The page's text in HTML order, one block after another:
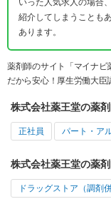
いった人気求人の場合
紹介してしまうことも
あります。
薬剤師のサイト「マイナビ
だから安心！厚生労働大臣
株式会社薬王堂の薬
正社員 パート・ア
株式会社薬王堂の薬
ドラッグストア（調剤併